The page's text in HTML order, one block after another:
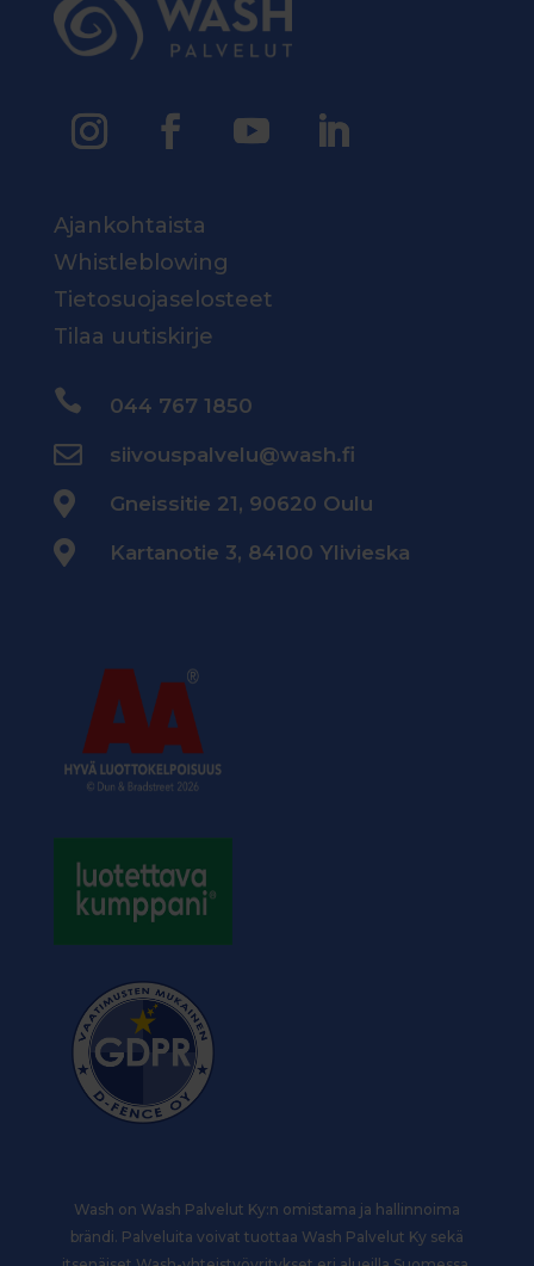
Ajankohtaista
Whistleblowing
Tietosuojaselosteet
Tilaa uutiskirje
 044 767 1850
 siivouspalvelu@wash.fi
 Gneissitie 21, 90620 Oulu
 Kartanotie 3, 84100 Ylivieska
Wash on Wash Palvelut Ky:n omistama ja hallinnoima
brändi. Palveluita voivat tuottaa Wash Palvelut Ky sekä